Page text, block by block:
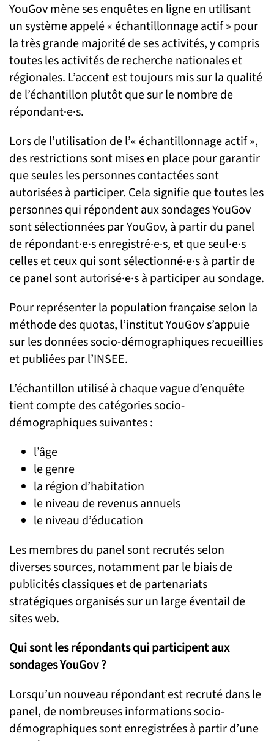
YouGov mène ses enquêtes en ligne en utilisant
un système appelé « échantillonnage actif » pour
la très grande majorité de ses activités, y compris
toutes les activités de recherche nationales et
régionales. L’accent est toujours mis sur la qualité
de l’échantillon plutôt que sur le nombre de
répondant·e·s.
Lors de l’utilisation de l’« échantillonnage actif »,
des restrictions sont mises en place pour garantir
que seules les personnes contactées sont
autorisées à participer. Cela signifie que toutes les
personnes qui répondent aux sondages YouGov
sont sélectionnées par YouGov, à partir du panel
de répondant·e·s enregistré·e·s, et que seul·e·s
celles et ceux qui sont sélectionné·e·s à partir de
ce panel sont autorisé·e·s à participer au sondage.
Pour représenter la population française selon la
méthode des quotas, l’institut YouGov s’appuie
sur les données socio-démographiques recueillies
et publiées par l’INSEE.
L’échantillon utilisé à chaque vague d’enquête
tient compte des catégories socio-
démographiques suivantes :
l’âge
le genre
la région d’habitation
le niveau de revenus annuels
le niveau d’éducation
Les membres du panel sont recrutés selon
diverses sources, notamment par le biais de
publicités classiques et de partenariats
stratégiques organisés sur un large éventail de
sites web.
Qui sont les répondants qui participent aux
sondages YouGov ?
Lorsqu’un nouveau répondant est recruté dans le
panel, de nombreuses informations socio-
démographiques sont enregistrées à partir d’une